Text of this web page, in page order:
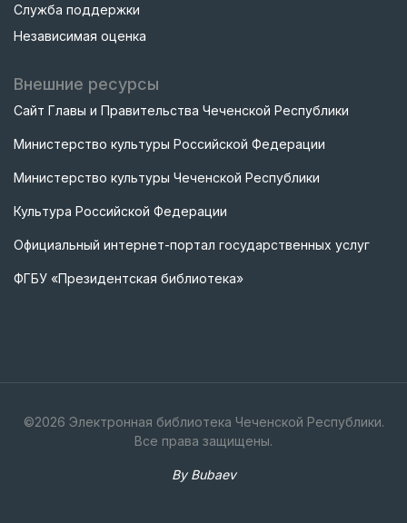
Служба поддержки
Независимая оценка
Внешние ресурсы
Сайт Главы и Правительства Чеченской Республики
Министерство культуры Российской Федерации
Министерство культуры Чеченской Республики
Культура Российской Федерации
Официальный интернет-портал государственных услуг
ФГБУ «Президентская библиотека»
©2026 Электронная библиотека Чеченской Республики.
Все права защищены.
By Bubaev